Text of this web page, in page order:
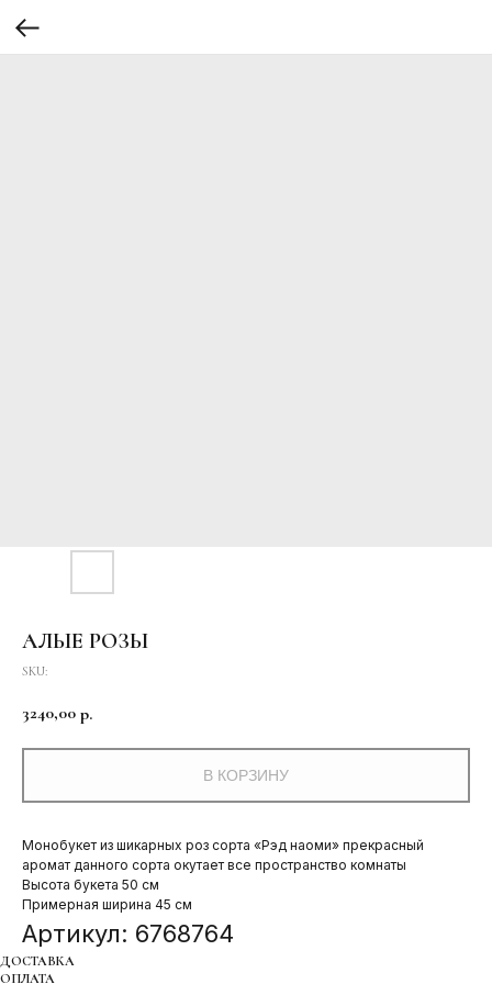
АЛЫЕ РОЗЫ
SKU:
3240,00 р.
В КОРЗИНУ
Монобукет из шикарных роз сорта «Рэд наоми» прекрасный
аромат данного сорта окутает все пространство комнаты
Высота букета 50 см
Примерная ширина 45 см
Артикул: 6768764
ДОСТАВКА
ОПЛАТА